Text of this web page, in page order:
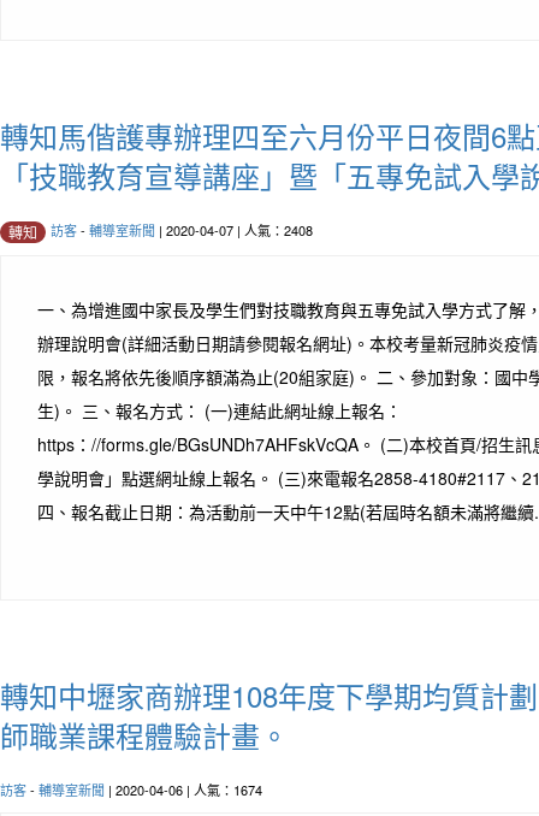
轉知馬偕護專辦理四至六月份平日夜間6
「技職教育宣導講座」暨「五專免試入學
轉知 訪客- 輔導室新聞 | 2020-04-07 | 人氣：2408
一、為增進國中家長及學生們對技職教育與五專免試入學方式了解
辦理說明會(詳細活動日期請參閱報名網址)。本校考量新冠肺炎疫
限，報名將依先後順序額滿為止(20組家庭)。 二、參加對象：國中
生)。 三、報名方式： (一)連結此網址線上報名：
https：//forms.gle/BGsUNDh7AHFskVcQA。 (二)本校首頁/招生
學說明會」點選網址線上報名。 (三)來電報名2858-4180#2117、
四、報名截止日期：為活動前一天中午12點(若屆時名額未滿將繼
轉知中壢家商辦理108年度下學期均質計
師職業課程體驗計畫。
訪客- 輔導室新聞 | 2020-04-06 | 人氣：1674